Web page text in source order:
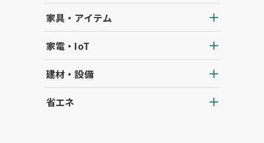
家具・アイテム
家電・IoT
建材・設備
省エネ